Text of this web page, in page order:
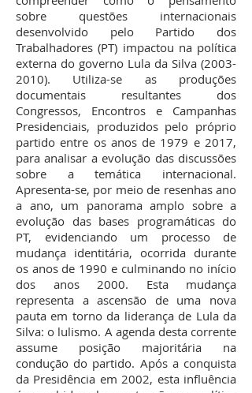
sobre questões internacionais
desenvolvido pelo Partido dos
Trabalhadores (PT) impactou na política
externa do governo Lula da Silva (2003-
2010). Utiliza-se as produções
documentais resultantes dos
Congressos, Encontros e Campanhas
Presidenciais, produzidos pelo próprio
partido entre os anos de 1979 e 2017,
para analisar a evolução das discussões
sobre a temática internacional.
Apresenta-se, por meio de resenhas ano
a ano, um panorama amplo sobre a
evolução das bases programáticas do
PT, evidenciando um processo de
mudança identitária, ocorrida durante
os anos de 1990 e culminando no início
dos anos 2000. Esta mudança
representa a ascensão de uma nova
pauta em torno da liderança de Lula da
Silva: o lulismo. A agenda desta corrente
assume posição majoritária na
condução do partido. Após a conquista
da Presidência em 2002, esta influência